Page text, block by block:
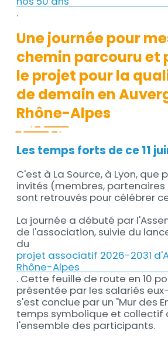
.
Une journée pour
chemin parcouru et
le projet pour la
de demain en
Rhône-Alpes
Les temps forts de ce 11
C'est à La Source, à Lyon, que
invités (membres,
sont retrouvés pour célébrer
La journée a débuté par
de l'association, suivie du
du
projet associatif 2026-2031
Rhône-Alpes
. Cette feuille de route en 10
présentée par les salariés
s'est conclue par un "Mur des
temps symbolique et collectif
l'ensemble des participants.